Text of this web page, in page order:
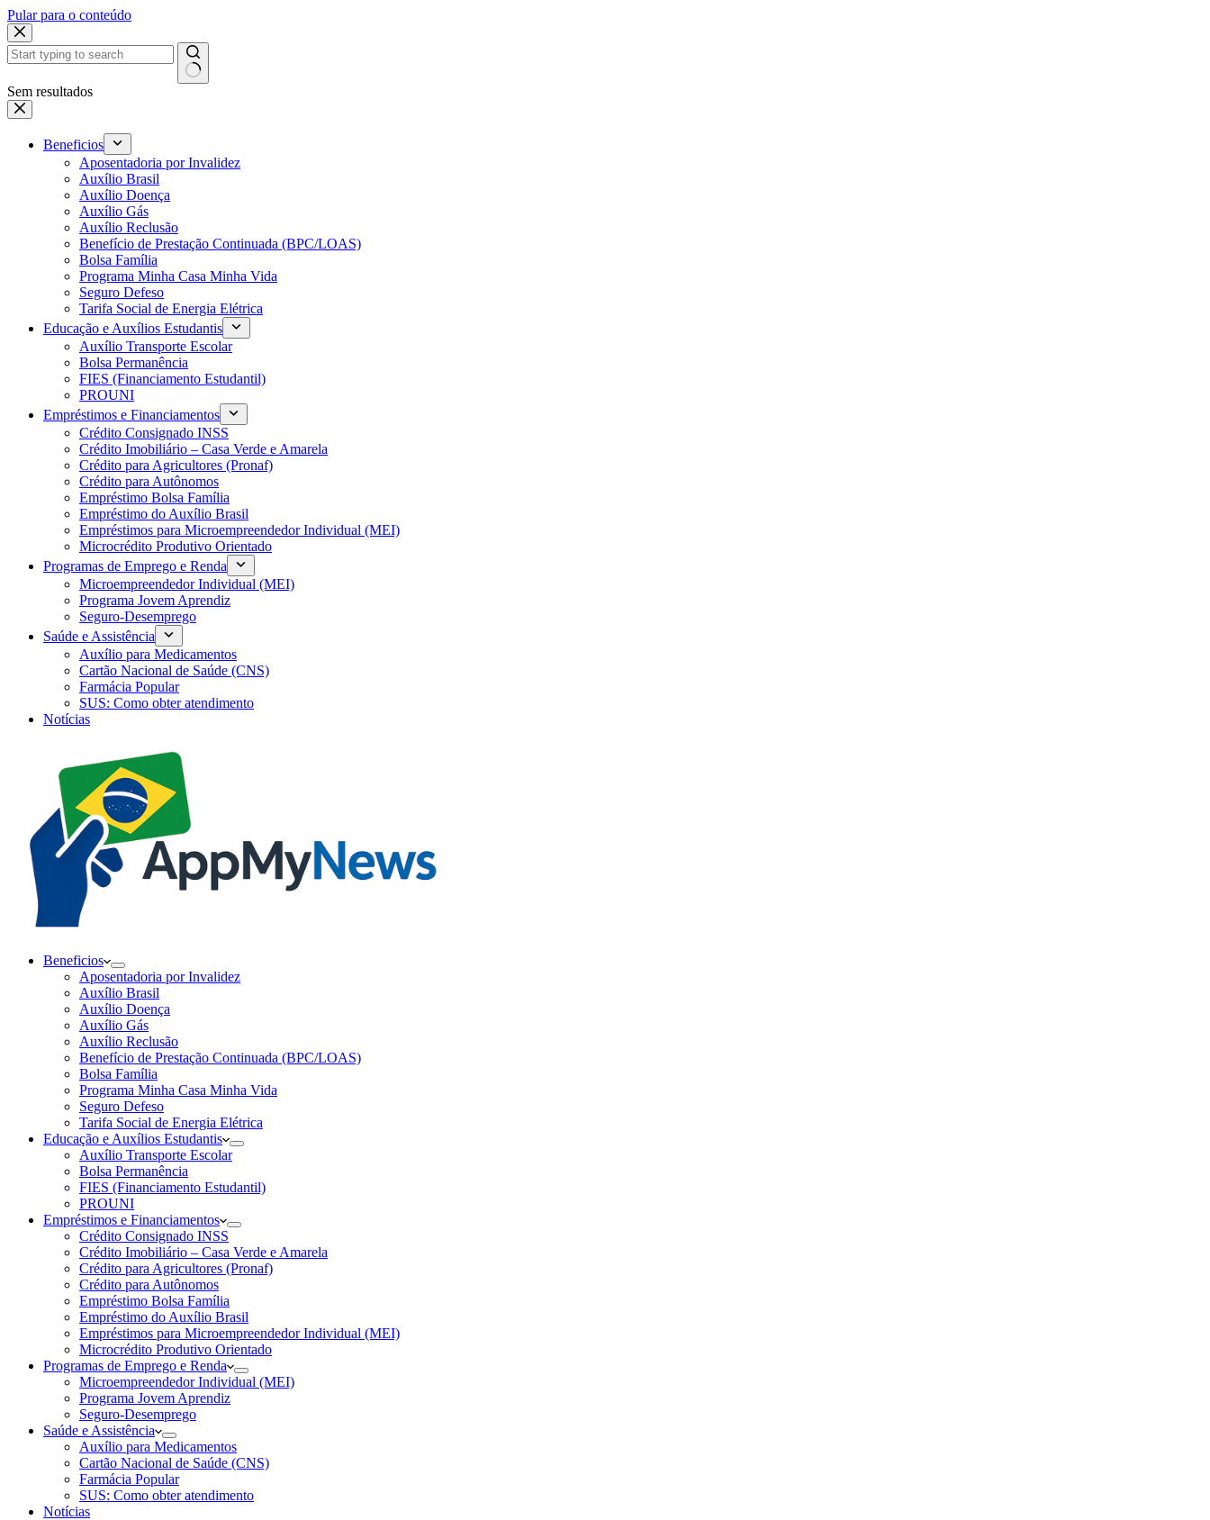
Pular para o conteúdo
Sem resultados
Beneficios
Aposentadoria por Invalidez
Auxílio Brasil
Auxílio Doença
Auxílio Gás
Auxílio Reclusão
Benefício de Prestação Continuada (BPC/LOAS)
Bolsa Família
Programa Minha Casa Minha Vida
Seguro Defeso
Tarifa Social de Energia Elétrica
Educação e Auxílios Estudantis
Auxílio Transporte Escolar
Bolsa Permanência
FIES (Financiamento Estudantil)
PROUNI
Empréstimos e Financiamentos
Crédito Consignado INSS
Crédito Imobiliário – Casa Verde e Amarela
Crédito para Agricultores (Pronaf)
Crédito para Autônomos
Empréstimo Bolsa Família
Empréstimo do Auxílio Brasil
Empréstimos para Microempreendedor Individual (MEI)
Microcrédito Produtivo Orientado
Programas de Emprego e Renda
Microempreendedor Individual (MEI)
Programa Jovem Aprendiz
Seguro-Desemprego
Saúde e Assistência
Auxílio para Medicamentos
Cartão Nacional de Saúde (CNS)
Farmácia Popular
SUS: Como obter atendimento
Notícias
Beneficios
Aposentadoria por Invalidez
Auxílio Brasil
Auxílio Doença
Auxílio Gás
Auxílio Reclusão
Benefício de Prestação Continuada (BPC/LOAS)
Bolsa Família
Programa Minha Casa Minha Vida
Seguro Defeso
Tarifa Social de Energia Elétrica
Educação e Auxílios Estudantis
Auxílio Transporte Escolar
Bolsa Permanência
FIES (Financiamento Estudantil)
PROUNI
Empréstimos e Financiamentos
Crédito Consignado INSS
Crédito Imobiliário – Casa Verde e Amarela
Crédito para Agricultores (Pronaf)
Crédito para Autônomos
Empréstimo Bolsa Família
Empréstimo do Auxílio Brasil
Empréstimos para Microempreendedor Individual (MEI)
Microcrédito Produtivo Orientado
Programas de Emprego e Renda
Microempreendedor Individual (MEI)
Programa Jovem Aprendiz
Seguro-Desemprego
Saúde e Assistência
Auxílio para Medicamentos
Cartão Nacional de Saúde (CNS)
Farmácia Popular
SUS: Como obter atendimento
Notícias